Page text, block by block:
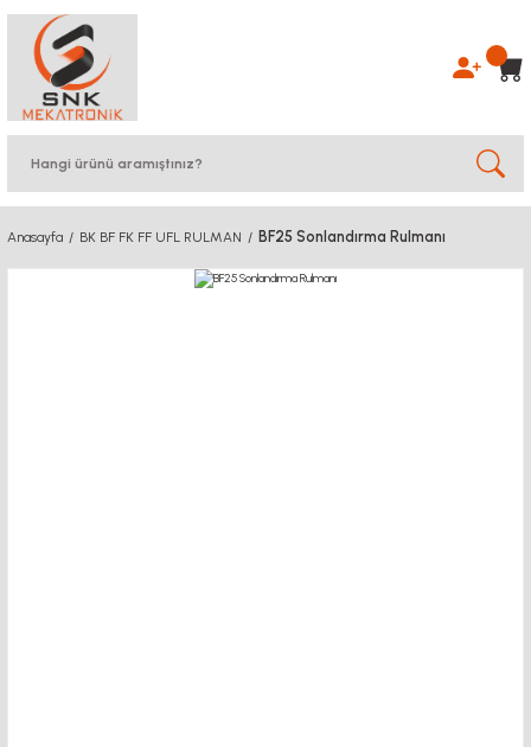
Anasayfa BK BF FK FF UFL RULMAN BF25 Sonlandırma Rulmanı